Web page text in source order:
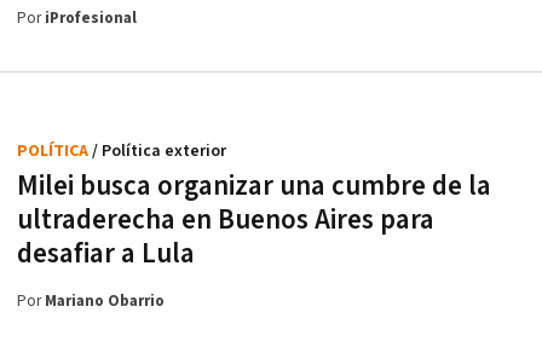
PoriProfesional
Milei busca organizar una cumbre de la
ultraderecha en Buenos Aires para
desafiar a Lula
POLÍTICA/ Política exterior
PorMariano Obarrio